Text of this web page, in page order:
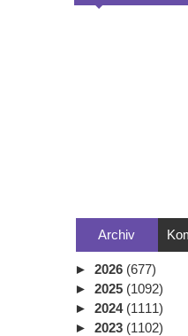
Archiv
► 2026 (677)
► 2025 (1092)
► 2024 (1111)
► 2023 (1102)